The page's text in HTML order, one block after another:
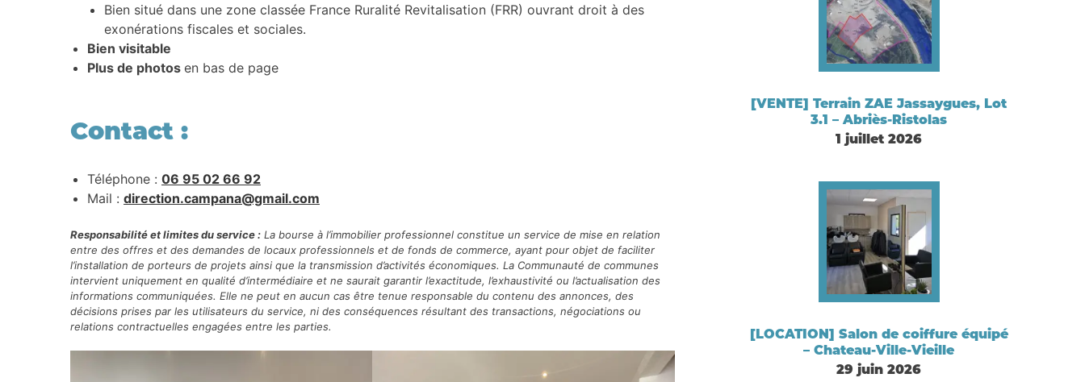
Bien situé dans une zone classée France Ruralité Revitalisation (FRR) ouvrant droit à des
exonérations fiscales et sociales.
Bien visitable
Plus de photos en bas de page
Contact :
Téléphone : 06 95 02 66 92
Mail : direction.campana@gmail.com
Responsabilitéet limites du service : La bourse à l’immobilier professionnel constitue un service de mise en relation
entre des offres et des demandes de locaux professionnels et de fonds de commerce, ayant pour objet de faciliter
l’installation de porteurs de projets ainsi que la transmission d’activités économiques. La Communauté de communes
intervient uniquement en qualité d’intermédiaire et ne saurait garantir l’exactitude, l’exhaustivité ou l’actualisation des
informations communiquées. Elle ne peut en aucun cas être tenue responsable du contenu des annonces, des
décisions prises par les utilisateurs du service, ni des conséquences résultant des transactions, négociations ou
relations contractuelles engagées entre les parties.
[VENTE] Terrain ZAE Jassaygues, Lot
3.1 – Abriès-Ristolas
1 juillet 2026
[LOCATION] Salon de coiffure équipé
– Chateau-Ville-Vieille
29 juin 2026